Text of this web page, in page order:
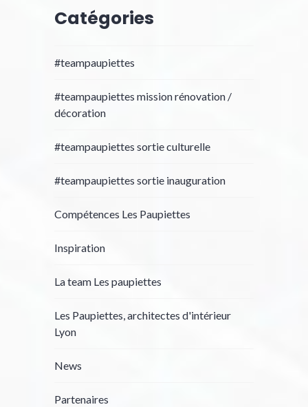
Catégories
#teampaupiettes
#teampaupiettes mission rénovation /
décoration
#teampaupiettes sortie culturelle
#teampaupiettes sortie inauguration
Compétences Les Paupiettes
Inspiration
La team Les paupiettes
Les Paupiettes, architectes d'intérieur
Lyon
News
Partenaires